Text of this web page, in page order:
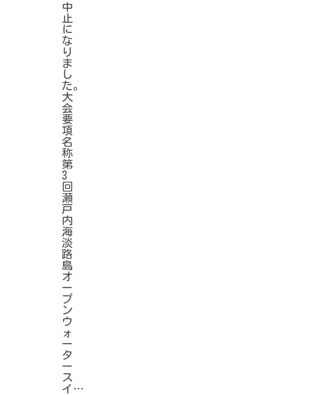
中
止
に
な
り
ま
し
た。
大
会
要
項
名
称
第
3
回
瀬
戸
内
海
淡
路
島
オ
ー
プ
ン
ウ
ォ
ー
タ
ー
ス
イ…